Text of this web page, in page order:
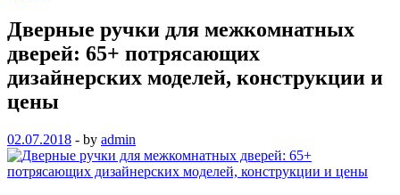
Дверные ручки для межкомнатных
дверей: 65+ потрясающих
дизайнерских моделей, конструкции и
цены
02.07.2018 - by admin